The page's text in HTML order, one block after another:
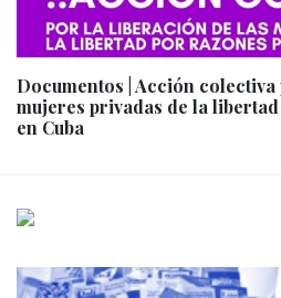
Documentos | Acción
mujeres privadas de la
en Cuba